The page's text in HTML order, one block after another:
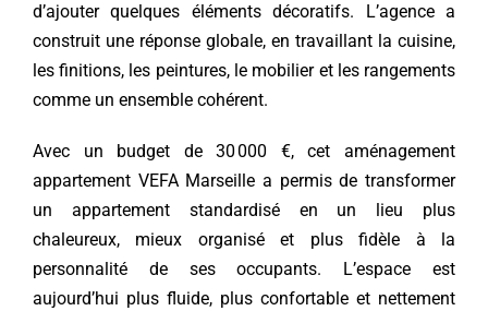
d’ajouter quelques éléments décoratifs. L’agence a
construit une réponse globale, en travaillant la cuisine,
les finitions, les peintures, le mobilier et les rangements
comme un ensemble cohérent.
Avec un budget de 30 000 €, cet aménagement
appartement VEFA Marseille a permis de transformer
un appartement standardisé en un lieu plus
chaleureux, mieux organisé et plus fidèle à la
personnalité de ses occupants. L’espace est
aujourd’hui plus fluide, plus confortable et nettement